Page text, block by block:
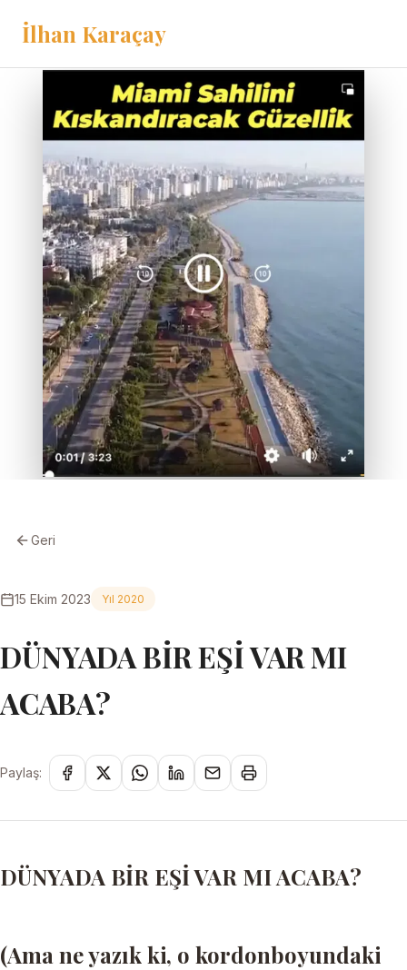
İlhan Karaçay
Geri
15 Ekim 2023 Yıl 2020
DÜNYADA BİR EŞİ VAR MI
ACABA?
Paylaş:
DÜNYADA BİR EŞİ VAR MI ACABA?
(Ama ne yazık ki, o kordonboyundaki